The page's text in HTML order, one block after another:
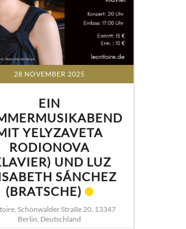
28 NOVEMBER 2025
EIN
YELYZAVETA
RODIONOVA
UND LUZ
SÁNCHEZ
(BRATSCHE)
Schönwalder Straße 20, 13347
Berlin, Deutschland